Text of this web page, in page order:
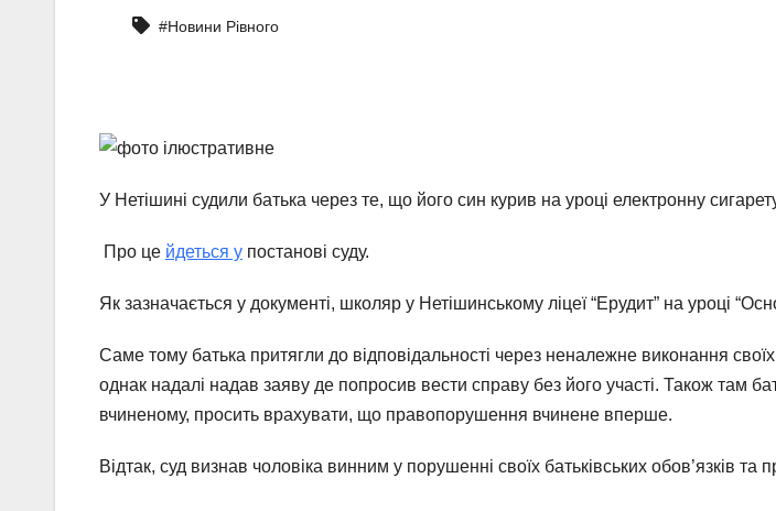
#Новини Рівного
У Нетішині судили батька через те, що його син курив на уроці електронну
Про це йдеться у постанові суду.
Як зазначається у документі, школяр у Нетішинському ліцеї “Ерудит” на уроці
Саме тому батька притягли до відповідальності через неналежне виконання
однак надалі надав заяву де попросив вести справу без його участі. Також там
вчиненому, просить врахувати, що правопорушення вчинене вперше.
Відтак, суд визнав чоловіка винним у порушенні своїх батьківських обов’язків